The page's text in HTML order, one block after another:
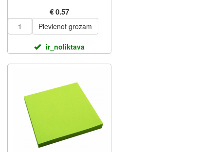
€ 0.57
Pievienot grozam
ir_noliktava